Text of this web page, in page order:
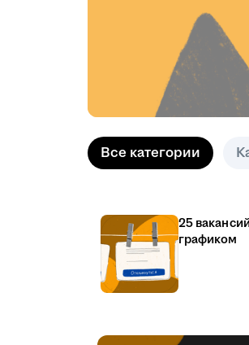
Все категории
25
графиком